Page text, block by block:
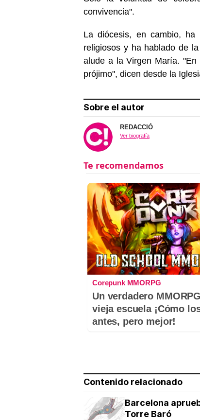
convivencia".
La diócesis, en cambio,
religiosos y ha hablado de
alude a la Virgen María. "En
prójimo", dicen desde la
Sobre el autor
REDACCIÓ
Ver biografía
Corepunk MMORPG
Un verdadero
vieja escuela ¡Cómo
antes, pero mejor!
Contenido relacionado
Barcelona
Torre Baró